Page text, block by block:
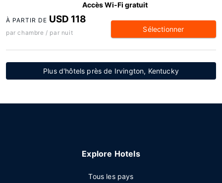
Accès Wi-Fi gratuit
À PARTIR DE USD 118
par chambre / par nuit Sélectionner
Plus d'hôtels près de Irvington, Kentucky
Explore Hotels
Tous les pays